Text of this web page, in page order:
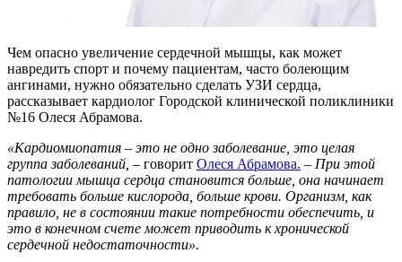
Чем опасно увеличение сердечной мышцы, как может
навредить спорт и почему пациентам, часто болеющим
ангинами, нужно обязательно сделать УЗИ сердца,
рассказывает кардиолог Городской клинической поликлиники
№16 Олеся Абрамова.
«Кардиомиопатия – это не одно заболевание, это целая
группа заболеваний, – говорит Олеся Абрамова. – При этой
патологии мышца сердца становится больше, она начинает
требовать больше кислорода, больше крови. Организм, как
правило, не в состоянии такие потребности обеспечить, и
это в конечном счете может приводить к хронической
сердечной недостаточности».